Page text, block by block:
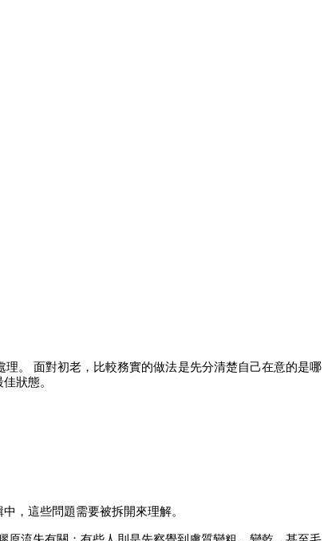
。 面對初老，比較務實的做法是先分清楚自己在意的是哪
狀態。
，這些問題需要被拆開來理解。